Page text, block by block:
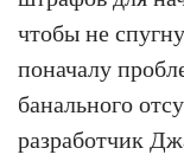
чтобы не
поначалу
банального
разработчик